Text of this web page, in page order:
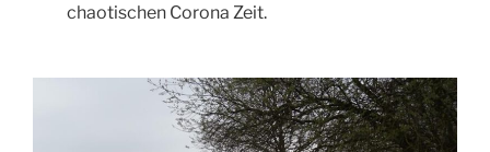
chaotischen Corona Zeit.